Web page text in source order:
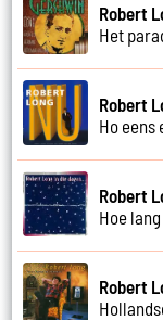
Robert
Het
Robert
Ho eens
Robert
Hoe
Robert